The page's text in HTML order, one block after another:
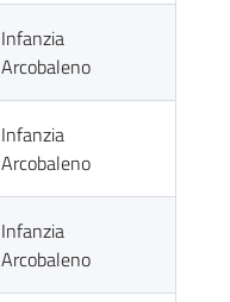
Infanzia
Arcobaleno
Infanzia
Arcobaleno
Infanzia
Arcobaleno